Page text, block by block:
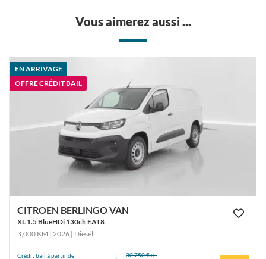
Vous aimerez aussi ...
EN ARRIVAGE
OFFRE CRÉDIT BAIL
CITROEN BERLINGO VAN
XL 1.5 BlueHDi 130ch EAT8
3,000 KM | 2026 | Diesel
Crédit bail à partir de 30,750 €HT